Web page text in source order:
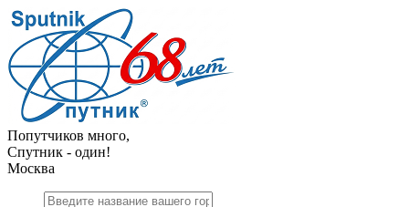
Попутчиков много,
Спутник - один!
Москва